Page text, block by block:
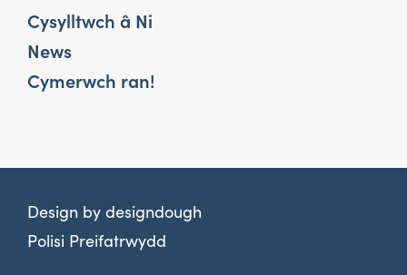
Cysylltwch â Ni
News
Cymerwch ran!
Design by designdough
Polisi Preifatrwydd